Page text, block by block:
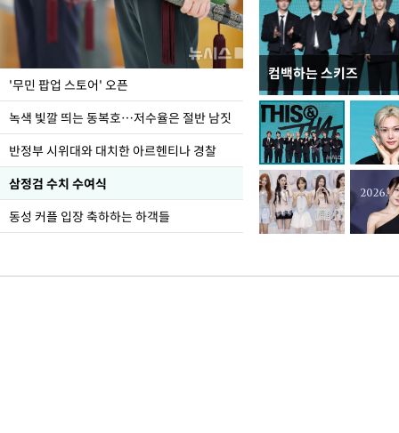
'무민 팝업 스토어' 오픈
녹색 빛깔 띄는 동복호…저수율은 절반 남짓
반정부 시위대와 대치한 아르헨티나 경찰
삼정검 수치 수여식
동성 커플 입장 축하하는 하객들
컴백하는 스키즈
지석천 뒤덮은 개구리